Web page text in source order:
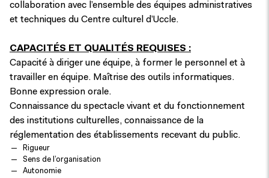
collaboration avec l’ensemble des équipes administratives
et techniques du Centre culturel d’Uccle.
CAPACITÉS ET QUALITÉS REQUISES :
Capacité à diriger une équipe, à former le personnel et à
travailler en équipe. Maîtrise des outils informatiques.
Bonne expression orale.
Connaissance du spectacle vivant et du fonctionnement
des institutions culturelles, connaissance de la
réglementation des établissements recevant du public.
Rigueur
Sens de l’organisation
Autonomie